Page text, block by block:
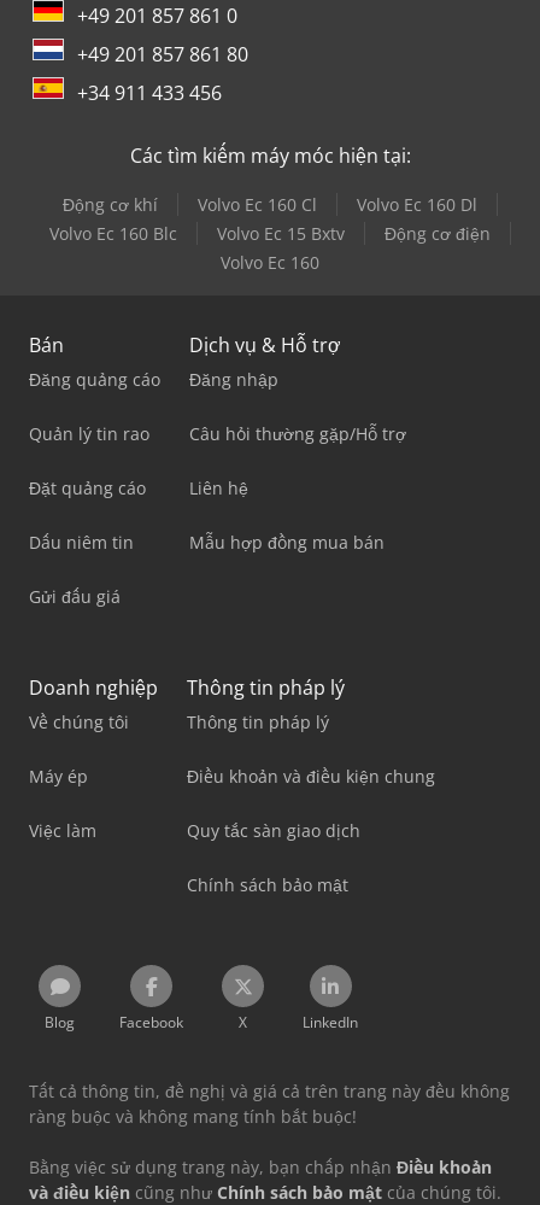
+49 201 857 861 0
+49 201 857 861 80
+34 911 433 456
Các tìm kiếm máy móc hiện tại:
Động cơ khí Volvo Ec 160 Cl
Volvo Ec 160 Dl
Volvo Ec 160 Blc
Volvo Ec 15 Bxtv
Động cơ điện
Volvo Ec 160
Bán
Đăng quảng cáo
Quản lý tin rao
Đặt quảng cáo
Dấu niêm tin
Gửi đấu giá
Dịch vụ & Hỗ trợ
Đăng nhập
Câu hỏi thường gặp/Hỗ trợ
Liên hệ
Mẫu hợp đồng mua bán
Doanh nghiệp
Về chúng tôi
Máy ép
Việc làm
Thông tin pháp lý
Thông tin pháp lý
Điều khoản và điều kiện chung
Quy tắc sàn giao dịch
Chính sách bảo mật
Blog Facebook X LinkedIn
Tất cả thông tin, đề nghị và giá cả trên trang này đều không
ràng buộc và không mang tính bắt buộc!
Bằng việc sử dụng trang này, bạn chấp nhận Điều khoản
và điều kiện cũng như Chính sách bảo mật của chúng tôi.